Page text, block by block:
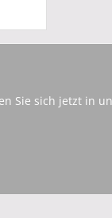
Sie sich jetzt in